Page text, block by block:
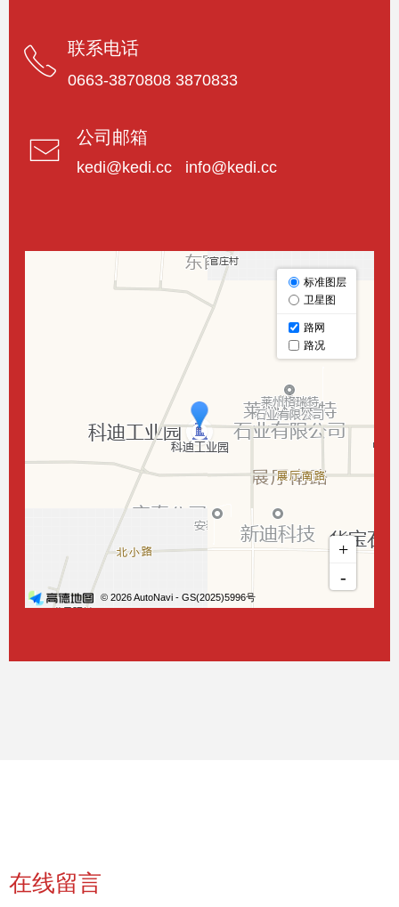
ꂅ 联系电话
0663-3870808 3870833
ꂘ 公司邮箱
kedi@kedi.cc info@kedi.cc
在线留言